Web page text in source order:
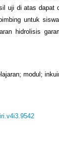
uji di atas dapat
untuk
hidrolisis
modul;